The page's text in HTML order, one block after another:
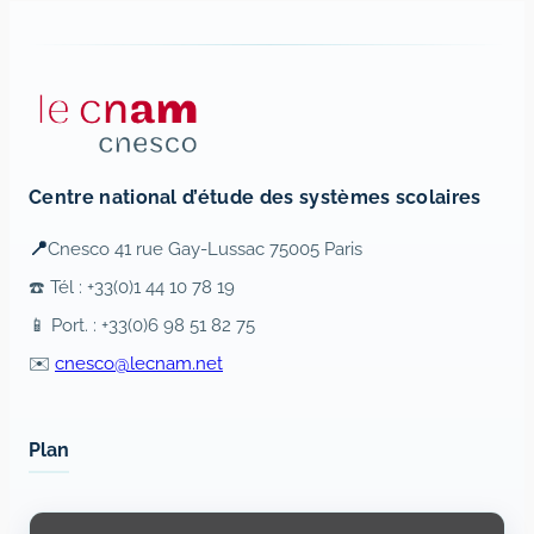
Centre national d’étude des systèmes scolaires
📍Cnesco 41 rue Gay-Lussac 75005 Paris
☎️ Tél : +33(0)1 44 10 78 19
📱 Port. : +33(0)6 98 51 82 75
✉️ cnesco@lecnam.net
Plan
Display